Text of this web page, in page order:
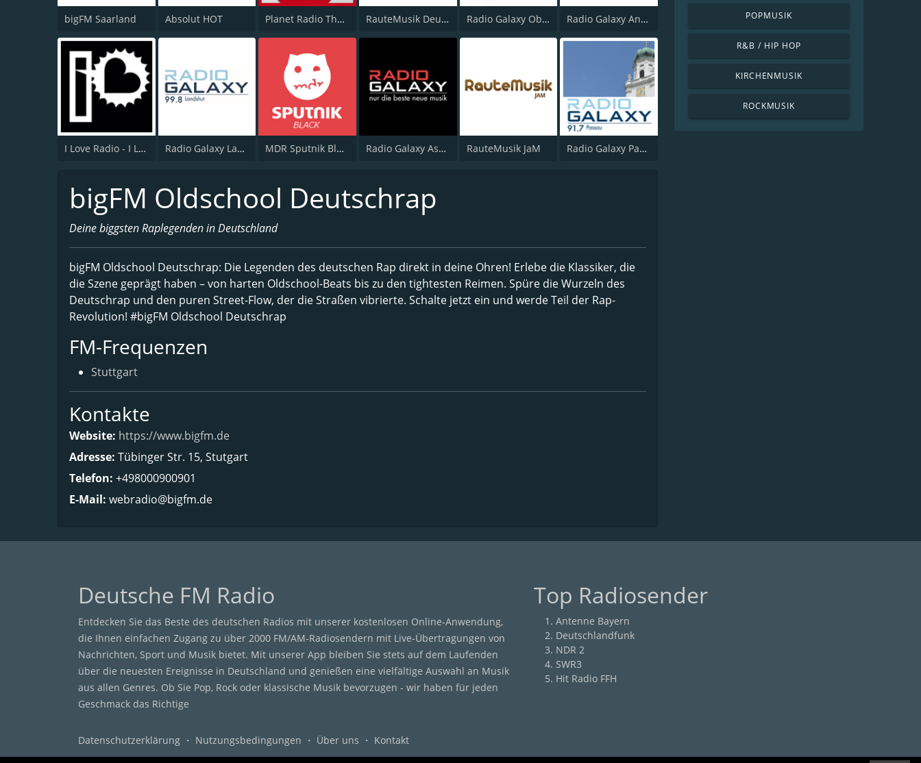
bigFM Saarland Absolut HOT Planet Radio The Club RauteMusik DeutschRap Radio Galaxy Oberfranken Radio Galaxy Ansbach
I Love Radio - I Love the Battle Radio Galaxy Landshut MDR Sputnik Black Radio Galaxy Aschaffenburg RauteMusik JaM Radio Galaxy Passau
bigFM Oldschool Deutschrap
Deine biggsten Raplegenden in Deutschland
bigFM Oldschool Deutschrap: Die Legenden des deutschen Rap direkt in deine Ohren! Erlebe die Klassiker, die
die Szene geprägt haben – von harten Oldschool-Beats bis zu den tightesten Reimen. Spüre die Wurzeln des
Deutschrap und den puren Street-Flow, der die Straßen vibrierte. Schalte jetzt ein und werde Teil der Rap-
Revolution! #bigFM Oldschool Deutschrap
FM-Frequenzen
Stuttgart
Kontakte
Website: https://www.bigfm.de
Adresse: Tübinger Str. 15, Stutgart
Telefon: +498000900901
E-Mail: webradio@bigfm.de
POPMUSIK
R&B / HIP HOP
KIRCHENMUSIK
ROCKMUSIK
Deutsche FM Radio
Entdecken Sie das Beste des deutschen Radios mit unserer kostenlosen Online-Anwendung,
die Ihnen einfachen Zugang zu über 2000 FM/AM-Radiosendern mit Live-Übertragungen von
Nachrichten, Sport und Musik bietet. Mit unserer App bleiben Sie stets auf dem Laufenden
über die neuesten Ereignisse in Deutschland und genießen eine vielfältige Auswahl an Musik
aus allen Genres. Ob Sie Pop, Rock oder klassische Musik bevorzugen - wir haben für jeden
Geschmack das Richtige
Top Radiosender
Antenne Bayern
Deutschlandfunk
NDR 2
SWR3
Hit Radio FFH
Datenschutzerklärung ・ Nutzungsbedingungen ・ Über uns ・ Kontakt